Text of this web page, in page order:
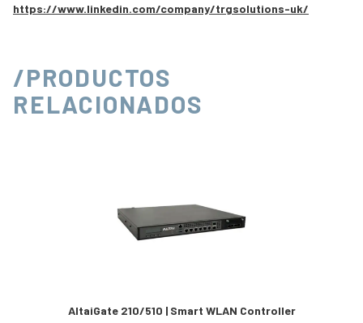
https://www.linkedin.com/company/trgsolutions-uk/
/PRODUCTOS
RELACIONADOS
AltaiGate 210/510 | Smart WLAN Controller